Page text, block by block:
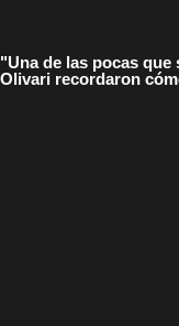
"Una de las pocas
Olivari recordaron